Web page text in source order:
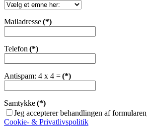
Mailadresse(*)
Telefon (*)
Antispam: 4 x 4 =(*)
Samtykke(*)
Jeg accepterer behandlingen af
Cookie- & Privatlivspolitik